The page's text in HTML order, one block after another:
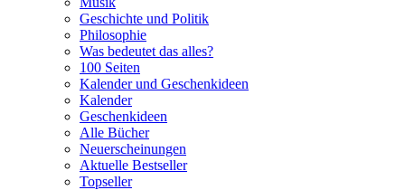
Geschichte und Politik
Philosophie
Was bedeutet das alles?
100 Seiten
Kalender und Geschenkideen
Kalender
Geschenkideen
Alle Bücher
Neuerscheinungen
Aktuelle Bestseller
Topseller